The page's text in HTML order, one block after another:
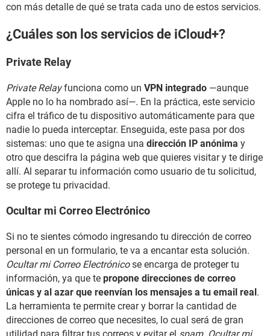
con más detalle de qué se trata cada uno de estos servicios.
¿Cuáles son los servicios de iCloud+?
Private Relay
Private Relayfunciona como un VPN integrado —aunque
Apple no lo ha nombrado así—. En la práctica, este servicio
cifra el tráfico de tu dispositivo automáticamente para que
nadie lo pueda interceptar. Enseguida, este pasa por dos
sistemas: uno que te asigna una dirección IP anónima y
otro que descifra la página web que quieres visitar y te dirige
allí. Al separar tu información como usuario de tu solicitud,
se protege tu privacidad.
Ocultar mi Correo Electrónico
Si no te sientes cómodo ingresando tu dirección de correo
personal en un formulario, te va a encantar esta solución.
Ocultar mi Correo Electrónicose encarga de proteger tu
información, ya que te propone direcciones de correo
únicas y al azar que reenvían los mensajes a tu email real .
La herramienta te permite crear y borrar la cantidad de
direcciones de correo que necesites, lo cual será de gran